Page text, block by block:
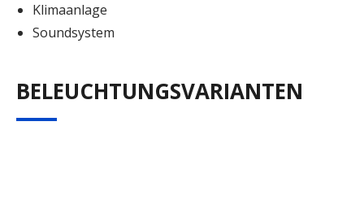
Klimaanlage
Soundsystem
BELEUCHTUNGSVARIANTEN